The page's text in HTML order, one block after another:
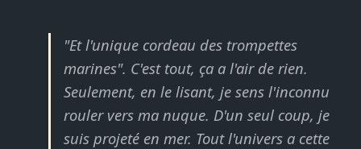
"Et l'unique cordeau des trompettes
marines". C'est tout, ça a l'air de rien.
Seulement, en le lisant, je sens l'inconnu
rouler vers ma nuque. D'un seul coup, je
suis projeté en mer. Tout l'univers a cette